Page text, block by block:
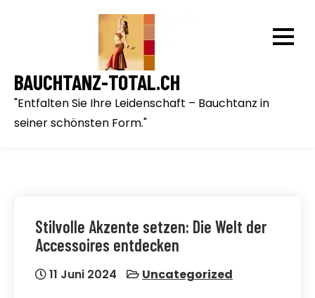
BAUCHTANZ-TOTAL.CH
"Entfalten Sie Ihre Leidenschaft – Bauchtanz in
seiner schönsten Form."
Stilvolle Akzente setzen: Die Welt der
Accessoires entdecken
11 Juni 2024 Uncategorized